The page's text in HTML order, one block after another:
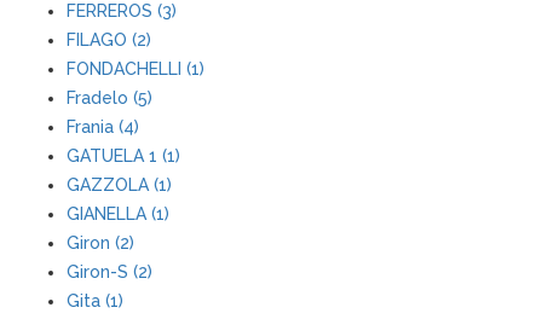
FERREROS (3)
FILAGO (2)
FONDACHELLI (1)
Fradelo (5)
Frania (4)
GATUELA 1 (1)
GAZZOLA (1)
GIANELLA (1)
Giron (2)
Giron-S (2)
Gita (1)